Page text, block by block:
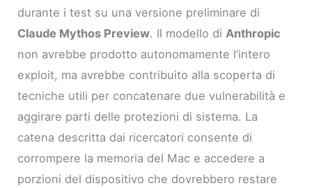
durante i test su una versione preliminare di
Claude Mythos Preview. Il modello diAnthropic
non avrebbe prodotto autonomamente l’intero
exploit, ma avrebbe contribuito alla scoperta di
tecniche utili per concatenare due vulnerabilità e
aggirare parti delle protezioni di sistema. La
catena descritta dai ricercatori consente di
corrompere la memoria del Mac e accedere a
porzioni del dispositivo che dovrebbero restare